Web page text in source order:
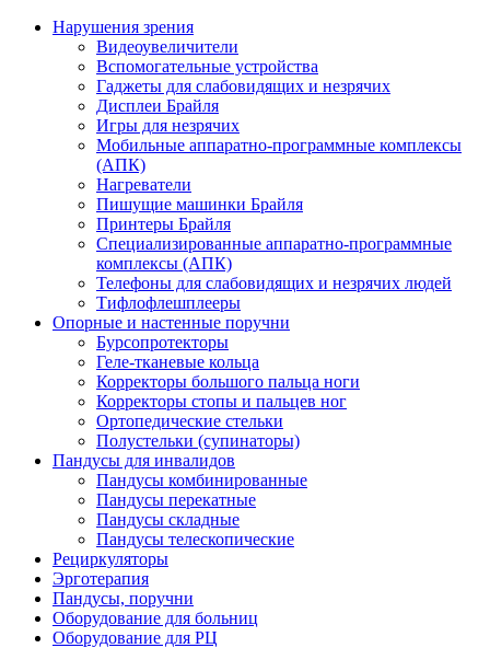
Нарушения зрения
Видеоувеличители
Вспомогательные устройства
Гаджеты для слабовидящих и незрячих
Дисплеи Брайля
Игры для незрячих
Мобильные аппаратно-программные комплексы
(АПК)
Нагреватели
Пишущие машинки Брайля
Принтеры Брайля
Специализированные аппаратно-программные
комплексы (АПК)
Телефоны для слабовидящих и незрячих людей
Тифлофлешплееры
Опорные и настенные поручни
Бурсопротекторы
Геле-тканевые кольца
Корректоры большого пальца ноги
Корректоры стопы и пальцев ног
Ортопедические стельки
Полустельки (супинаторы)
Пандусы для инвалидов
Пандусы комбинированные
Пандусы перекатные
Пандусы складные
Пандусы телескопические
Рециркуляторы
Эрготерапия
Пандусы, поручни
Оборудование для больниц
Оборудование для РЦ